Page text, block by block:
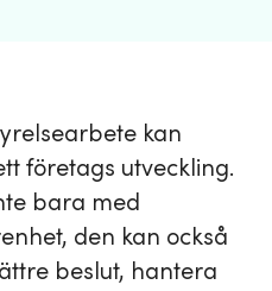
kan
företags utveckling.
bara med
den kan också
beslut, hantera